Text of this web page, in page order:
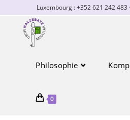
Inhalt
springen
Luxembourg : +352 621 242 483
Philosophie
0